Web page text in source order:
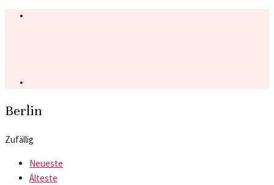
Berlin
Zufällig
Neueste
Älteste